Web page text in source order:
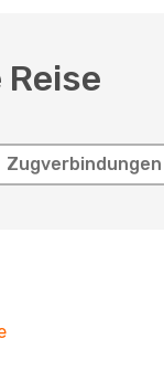
Zugverbindungen